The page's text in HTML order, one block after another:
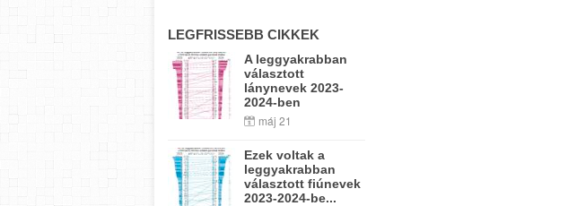
LEGFRISSEBB CIKKEK
A leggyakrabban
választott
lánynevek 2023-
2024-ben
máj 21
Ezek voltak a
leggyakrabban
választott fiúnevek
2023-2024-be...